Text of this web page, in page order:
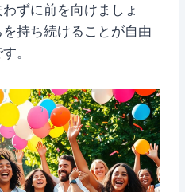
ずに前を向けましょ
持ち続けることが自由
。